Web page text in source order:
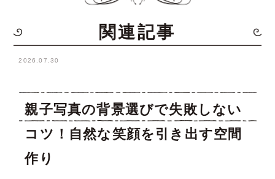
関連記事
2026.07.30
親子写真の背景選びで失敗しない
コツ！自然な笑顔を引き出す空間
作り